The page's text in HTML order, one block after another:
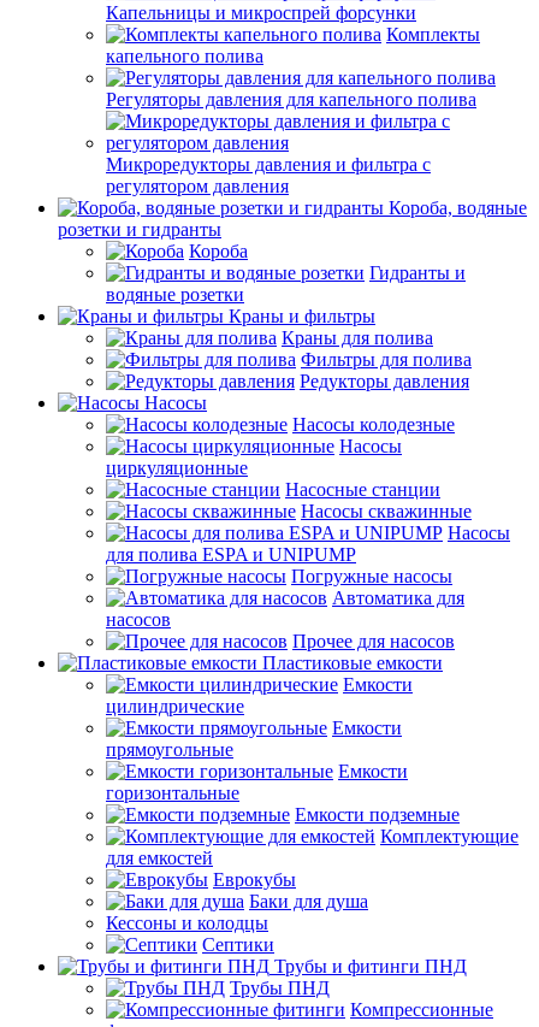
Капельницы и микроспрей форсунки
Комплекты
капельного полива
Регуляторы давления для капельного полива
Микроредукторы давления и фильтра с
регулятором давления
Короба, водяные
розетки и гидранты
Короба
Гидранты и
водяные розетки
Краны и фильтры
Краны для полива
Фильтры для полива
Редукторы давления
Насосы
Насосы колодезные
Насосы
циркуляционные
Насосные станции
Насосы скважинные
Насосы
для полива ESPA и UNIPUMP
Погружные насосы
Автоматика для
насосов
Прочее для насосов
Пластиковые емкости
Емкости
цилиндрические
Емкости
прямоугольные
Емкости
горизонтальные
Емкости подземные
Комплектующие
для емкостей
Еврокубы
Баки для душа
Кессоны и колодцы
Септики
Трубы и фитинги ПНД
Трубы ПНД
Компрессионные